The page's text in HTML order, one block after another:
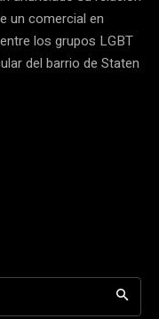
un comercial en
los grupos LGBT
del barrio de Staten